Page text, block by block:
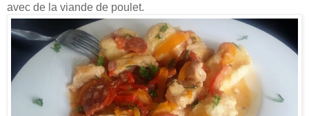
avec de la viande de poulet.